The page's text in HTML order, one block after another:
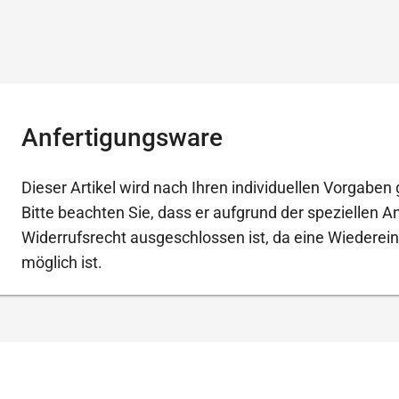
Anfertigungsware
Dieser Artikel wird nach Ihren individuellen Vorgaben
Bitte beachten Sie, dass er aufgrund der speziellen
Widerrufsrecht ausgeschlossen ist, da eine
möglich ist.